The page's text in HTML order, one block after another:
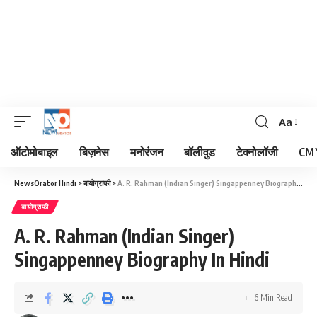
Font
Resizer
Aa
ऑटोमोबाइल बिज़नेस मनोरंजन बॉलीवुड टेक्नोलॉजी CM
NewsOrator Hindi >बायोग्राफी>A. R. Rahman (Indian Singer) Singappenney Biography In Hindi
बायोग्राफी
A. R. Rahman (Indian Singer)
Singappenney Biography In Hindi
6 Min Read